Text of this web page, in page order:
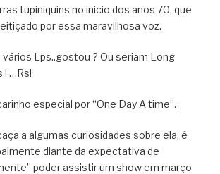
tupiniquins no inicio dos anos 70, que
por essa maravilhosa voz.
vários Lps..gostou ? Ou seriam Long
! …Rs!
especial por “One Day A time”.
a algumas curiosidades sobre ela, é
diante da expectativa de
poder assistir um show em março